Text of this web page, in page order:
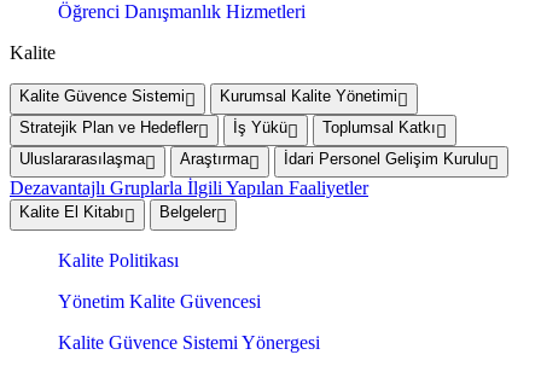
Öğrenci Danışmanlık Hizmetleri
Kalite
Kalite Güvence Sistemi
Kurumsal Kalite Yönetimi
Stratejik Plan ve Hedefler
İş Yükü
Toplumsal Katkı
Uluslararasılaşma
Araştırma İdari Personel Gelişim Kurulu
Dezavantajlı Gruplarla İlgili Yapılan Faaliyetler
Kalite El Kitabı Belgeler
Kalite Politikası
Yönetim Kalite Güvencesi
Kalite Güvence Sistemi Yönergesi